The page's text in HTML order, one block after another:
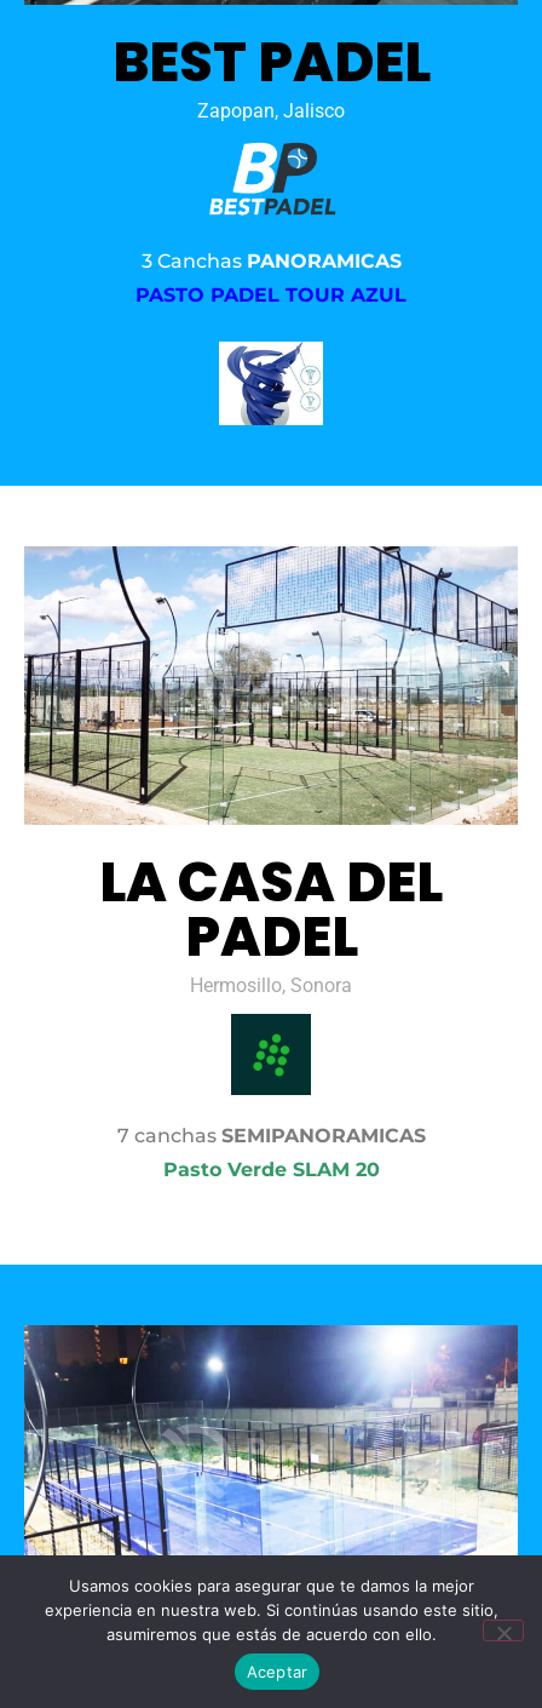
BEST PADEL
Zapopan, Jalisco
3 Canchas PANORAMICAS
PASTO PADEL TOUR AZUL
LA CASA DEL
PADEL
Hermosillo, Sonora
7 canchas SEMIPANORAMICAS
Pasto Verde SLAM 20
GO PADEL
Usamos cookies para asegurar que te damos la mejor
experiencia en nuestra web. Si continúas usando este sitio,
asumiremos que estás de acuerdo con ello.
Aceptar